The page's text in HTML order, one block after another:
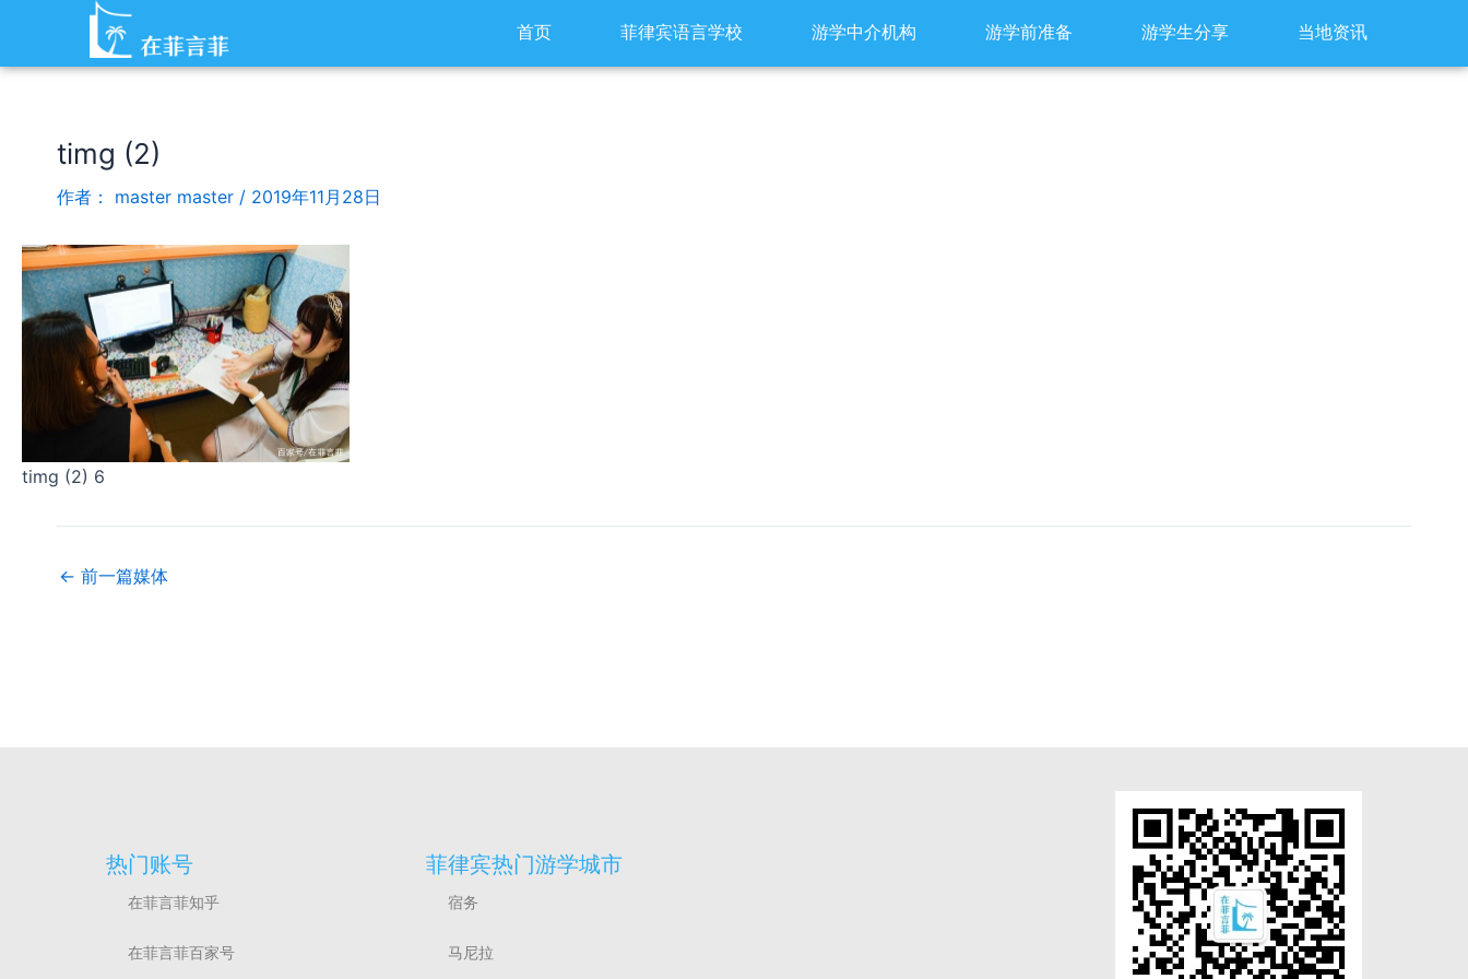
内
首页 菲律宾语言学校 游学中介机构 游学前准备 游学生分享 当地资讯
timg (2)
作者： master master / 2019年11月28日
timg (2) 6
Post
navigation
← 前一篇媒体
热门账号
在菲言菲知乎
在菲言菲百家号
菲律宾热门游学城市
宿务
马尼拉